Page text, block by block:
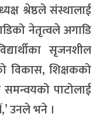
श्रेष्ठले संस्थालाई
नेतृत्वले अगाडि
सृजनशील
विकास, शिक्षकको
पाटोलाई
उनले भने ।